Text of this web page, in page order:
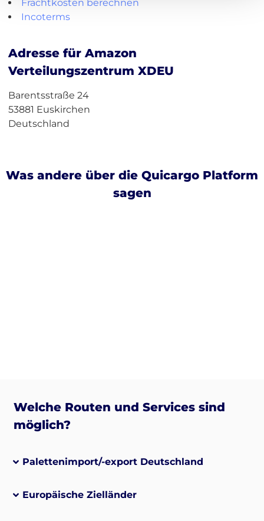
Frachtkosten berechnen
Incoterms
Adresse für Amazon
Verteilungszentrum XDEU
Barentsstraße 24
53881 Euskirchen
Deutschland
Was andere über die Quicargo Platform
sagen
Welche Routen und Services sind
möglich?
Palettenimport/-export Deutschland
Europäische Zielländer